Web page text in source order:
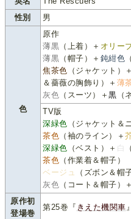
性別
男
色
原作
薄黒 （上着）＋ オリー
薄黒 （帽子）＋ 鈍紺色
焦茶色 （ジャケット）＋
＆薔薇の胸飾り）＋ 薄
灰色 （スーツ）＋黒 （
TV版
深緑色 （ジャケット＆
茶色 （袖のライン）＋
深緑色 （ベスト）＋ 白
茶色 （作業着＆帽子）
ベージュ
（ズボン＆帽
灰色 （コート＆帽子）＋
原作初
登場巻
第25巻『 きえた機関車